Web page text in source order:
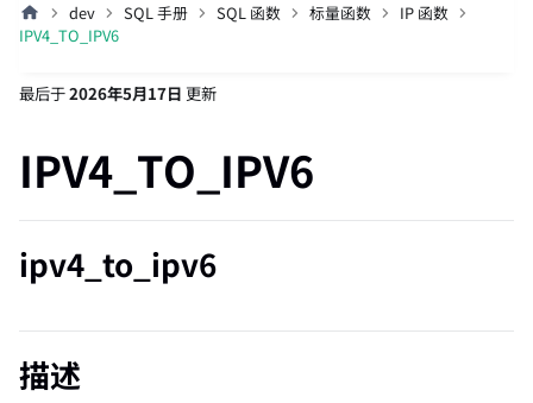
dev SQL 手册 SQL 函数 标量函数
IP 函数
IPV4_TO_IPV6
最后于2026年5月17日 更新
IPV4_TO_IPV6
ipv4_to_ipv6
描述